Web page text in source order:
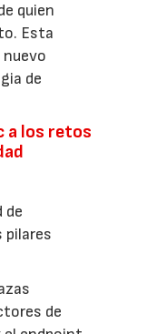
quien
Esta
de
a los retos
de
pilares
de